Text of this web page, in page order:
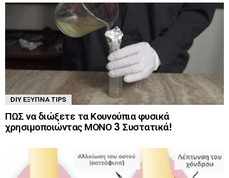
DIY ΈΞΥΠΝΑ TIPS
ΠΩΣ να διώξετε τα Κουνούπια φυσικά
χρησιμοποιώντας ΜΟΝΟ 3 Συστατικά!